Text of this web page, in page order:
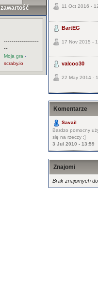
zawartość
------------------
--
Moja gra -
scraby.io
11 Oct 2016 -
BartEG
17 Nov 2015 -
valcoo30
22 May 2014 -
Komentarze
Savail
Bardzo pomocny
się na rzeczy ;]
3 Jul 2010 - 13:59
Znajomi
Brak znajomych